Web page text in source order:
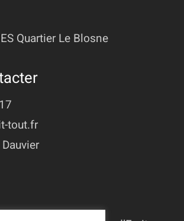
Quartier Le Blosne
tout.fr